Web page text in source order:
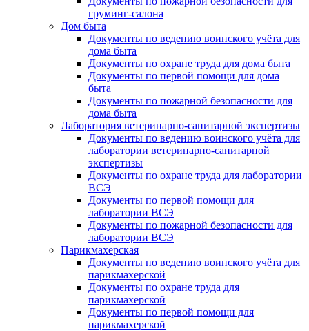
груминг-салона
Дом быта
Документы по ведению воинского учёта для
дома быта
Документы по охране труда для дома быта
Документы по первой помощи для дома
быта
Документы по пожарной безопасности для
дома быта
Лаборатория ветеринарно-санитарной экспертизы
Документы по ведению воинского учёта для
лаборатории ветеринарно-санитарной
экспертизы
Документы по охране труда для лаборатории
ВСЭ
Документы по первой помощи для
лаборатории ВСЭ
Документы по пожарной безопасности для
лаборатории ВСЭ
Парикмахерская
Документы по ведению воинского учёта для
парикмахерской
Документы по охране труда для
парикмахерской
Документы по первой помощи для
парикмахерской